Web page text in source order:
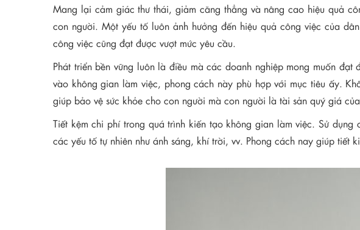
Mang lại cảm giác thư thái, giảm căng thẳng và nâng cao hiệu quả
con người. Một yếu tố luôn ảnh hưởng đến hiệu quả công việc của
công việc cũng đạt được vượt mức yêu cầu.
Phát triển bền vững luôn là điều mà các doanh nghiệp mong muốn
vào không gian làm việc, phong cách này phù hợp với mục tiêu ấy.
giúp bảo vệ sức khỏe cho con người mà con người là tài sản quý giá
Tiết kệm chi phí trong quá trình kiến tạo không gian làm việc. Sử
các yếu tố tự nhiên như ánh sáng, khí trời, vv. Phong cách nay giúp